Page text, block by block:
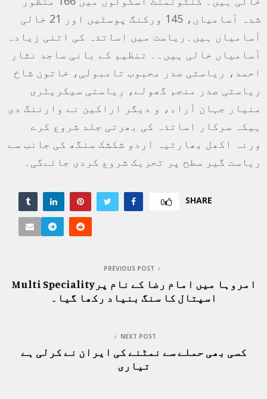
شدہ آسامیاں، 145 ورکنگ پوسٹیں اور 21 خالی
آسامیاں ہیں۔ریاست میں اساتذہ کی اتنی زیادہ
آسامیاں خالی ہیں۔۔ تنظیم کے بانی ساجد نثار
احمد، ریاستی صدر محبوب تامبولی، خاتون شاخ
ریاستی صدر منجم گھولے، ریاستی سیکریٹری
منیار جہان آراء، و دیگر اراکین نے وارننگ دی
ہیکہ سرکار اساتذہ کی بھرتی جلد شروع کرے
ورنہ اکھل بھارتیہ اردو شکشک سنگھ کی جانب سے
ریاست گیر سطح پر تحریک شروع کردی جائےگی۔
SHARE
0
PREVIOUS POST
امروہا میں امام رضا کے نام پرMulti Speciality
اسپتال کا سنگ بنیاد رکھا گیا۔
NEXT POST
کسی بھی حملے سے نمٹنے کی ایران نے کرلی ہے
تیاری